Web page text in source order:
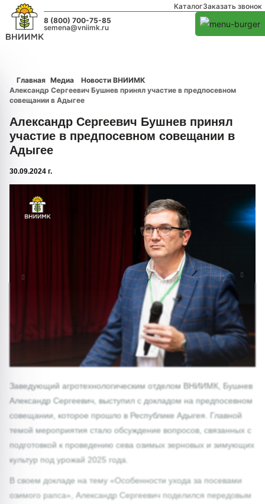
КаталогЗаказать звонок
8 (800) 700-75-85
semena@vniimk.ru
Главная Медиа
Новости ВНИИМК
Александр Сергеевич Бушнев принял участие в предпосевном
совещании в Адыгее
Александр Сергеевич Бушнев принял
участие в предпосевном совещании в
Адыгее
30.09.2024 г.
1/0
Заведующий агротехнологическим отделом ВНИИМК, Бушнев
Александр Сергеевич, выступил с докладом на предпосевном
совещании, которое прошло в Республике Адыгея. Главной
темой мероприятия стало обсуждение вопросов, связанных с
подготовкой к проведению сева озимых зерновых и зимующих
культур под урожай 2025 года.
В своем докладе на тему «Особенности ухода за посевами
озимого рапса», Александр Сергеевич поделился передовым